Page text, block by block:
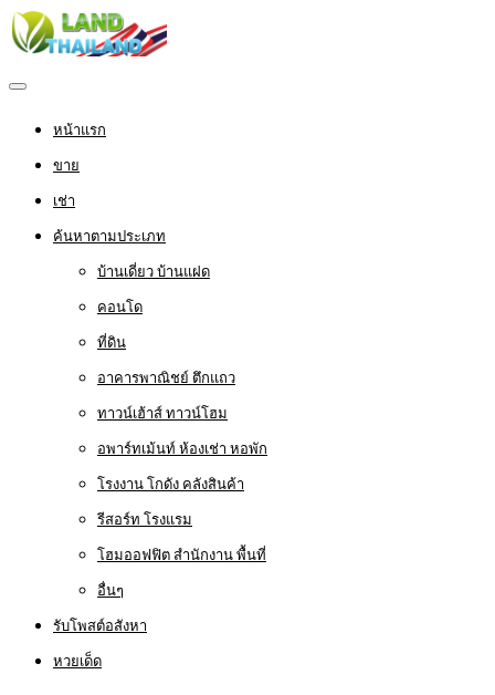
หน้าแรก
ขาย
เช่า
ค้นหาตามประเภท
บ้านเดี่ยว บ้านแฝด
คอนโด
ที่ดิน
อาคารพาณิชย์ ตึกแถว
ทาวน์เฮ้าส์ ทาวน์โฮม
อพาร์ทเม้นท์ ห้องเช่า หอพัก
โรงงาน โกดัง คลังสินค้า
รีสอร์ท โรงแรม
โฮมออฟฟิต สำนักงาน พื้นที่
อื่นๆ
รับโพสต์อสังหา
หวยเด็ด